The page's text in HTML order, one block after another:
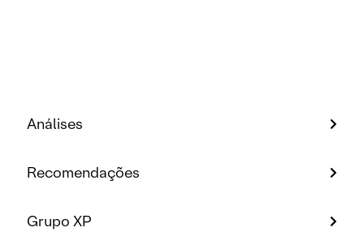
Análises
Recomendações
Grupo XP